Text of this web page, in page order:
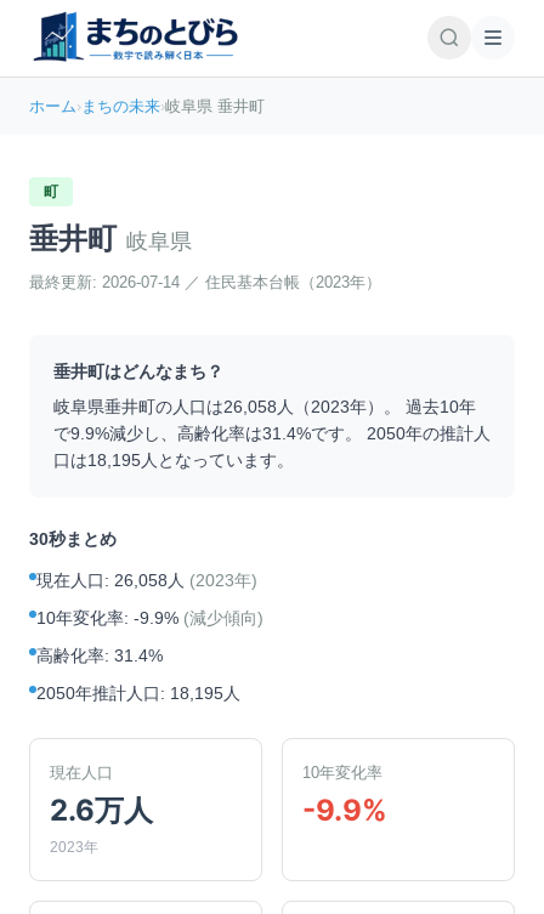
ホーム›まちの未来›岐阜県 垂井町
町
垂井町 岐阜県
最終更新: 2026-07-14 ／ 住民基本台帳（2023年）
垂井町はどんなまち？
岐阜県垂井町の人口は26,058 人（2023年）。 過去10年
で9.9%減少し、高齢化率は31.4%です。 2050年の推計人
口は18,195人となっています。
30秒まとめ
現在人口: 26,058人 (2023年)
10年変化率: -9.9% (減少傾向)
高齢化率: 31.4%
2050年推計人口: 18,195人
現在人口
2.6万人
2023年
10年変化率
-9.9%